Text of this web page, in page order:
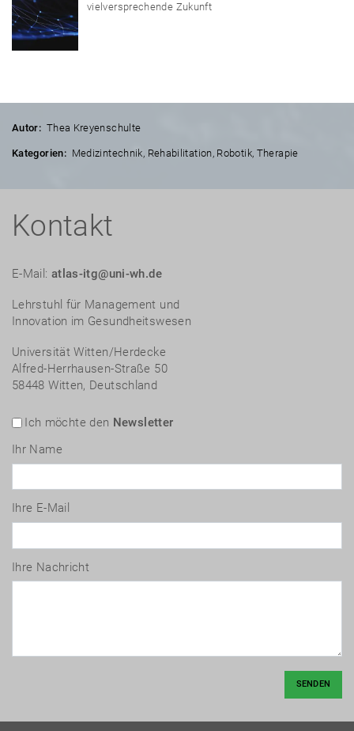
vielversprechende Zukunft
Autor: Thea Kreyenschulte
Kategorien: Medizintechnik, Rehabilitation, Robotik, Therapie
Kontakt
E-Mail: atlas-itg@uni-wh.de
Lehrstuhl für Management und
Innovation im Gesundheitswesen
Universität Witten/Herdecke
Alfred-Herrhausen-Straße 50
58448 Witten, Deutschland
Ich möchte den Newsletter
Ihr Name
Ihre E-Mail
Ihre Nachricht
SENDEN